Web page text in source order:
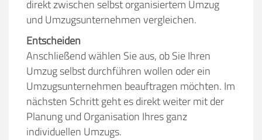
direkt zwischen selbst organisiertem Umzug
und Umzugsunternehmen vergleichen.
Entscheiden
Anschließend wählen Sie aus, ob Sie Ihren
Umzug selbst durchführen wollen oder ein
Umzugsunternehmen beauftragen möchten. Im
nächsten Schritt geht es direkt weiter mit der
Planung und Organisation Ihres ganz
individuellen Umzugs.